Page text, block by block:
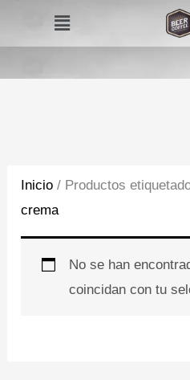
Menú
Inicio / Productos
crema
No se han
coincidan con tu